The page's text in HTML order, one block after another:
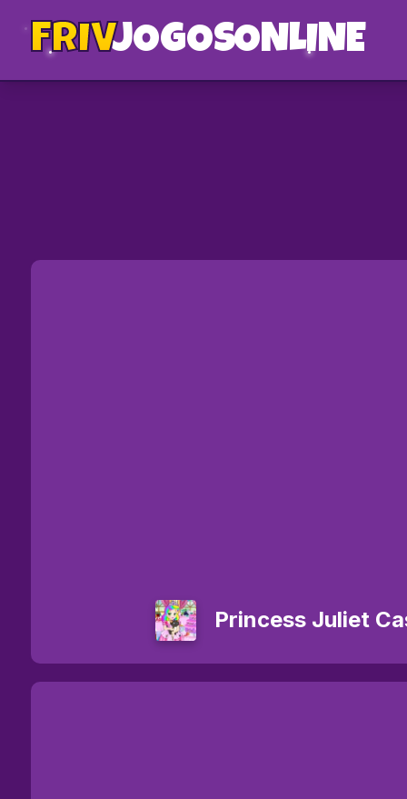
FRIVJOGOSONLINE
Princess Juliet